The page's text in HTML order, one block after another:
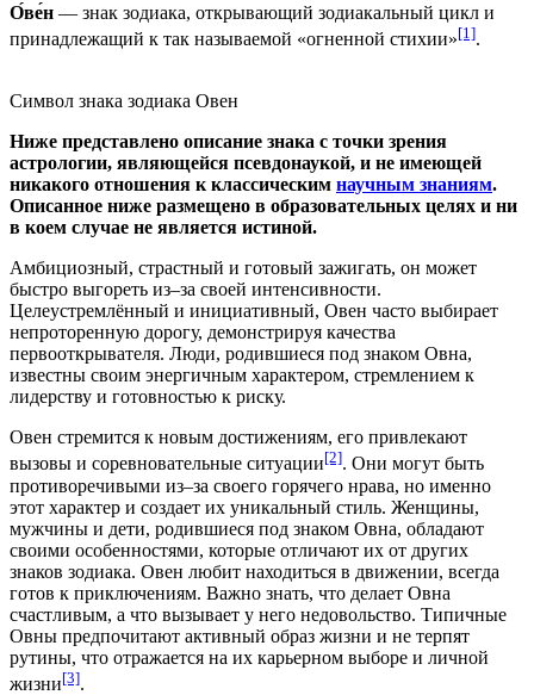
О́ве́н — знак зодиака, открывающий зодиакальный цикл и
принадлежащий к так называемой «огненной стихии»[1].
Символ знака зодиака Овен
Ниже представлено описание знака с точки зрения
астрологии, являющейся псевдонаукой, и не имеющей
никакого отношения к классическим научным знаниям.
Описанное ниже размещено в образовательных целях и ни
в коем случае не является истиной.
Амбициозный, страстный и готовый зажигать, он может
быстро выгореть из‒за своей интенсивности.
Целеустремлённый и инициативный, Овен часто выбирает
непроторенную дорогу, демонстрируя качества
первооткрывателя. Люди, родившиеся под знаком Овна,
известны своим энергичным характером, стремлением к
лидерству и готовностью к риску.
Овен стремится к новым достижениям, его привлекают
вызовы и соревновательные ситуации[2]. Они могут быть
противоречивыми из‒за своего горячего нрава, но именно
этот характер и создает их уникальный стиль. Женщины,
мужчины и дети, родившиеся под знаком Овна, обладают
своими особенностями, которые отличают их от других
знаков зодиака. Овен любит находиться в движении, всегда
готов к приключениям. Важно знать, что делает Овна
счастливым, а что вызывает у него недовольство. Типичные
Овны предпочитают активный образ жизни и не терпят
рутины, что отражается на их карьерном выборе и личной
жизни[3].